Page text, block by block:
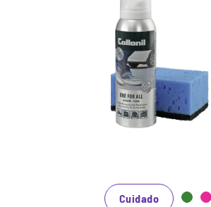
Limpieza economica
de cuidado.
Limpieza rápida, sin
confiable y protección efectiva al
Adecuado para todos los
Cuidado